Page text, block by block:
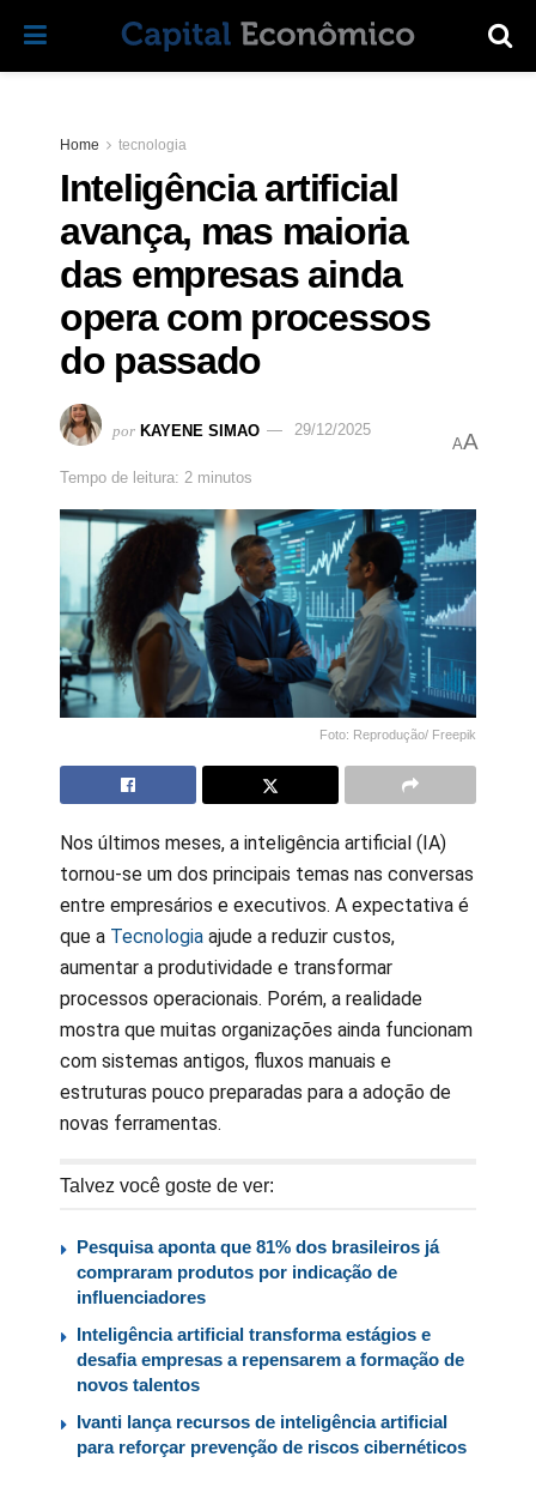
Home tecnologia
Inteligência artificial
avança, mas maioria
das empresas ainda
opera com processos
do passado
por KAYENE SIMAO 29/12/2025
Tempo de leitura: 2 minutos
AA
Foto: Reprodução/ Freepik
Nos últimos meses, a inteligência artificial (IA)
tornou-se um dos principais temas nas conversas
entre empresários e executivos. A expectativa é
que a Tecnologia ajude a reduzir custos,
aumentar a produtividade e transformar
processos operacionais. Porém, a realidade
mostra que muitas organizações ainda funcionam
com sistemas antigos, fluxos manuais e
estruturas pouco preparadas para a adoção de
novas ferramentas.
Talvez você goste de ver:
Pesquisa aponta que 81% dos brasileiros já
compraram produtos por indicação de
influenciadores
Inteligência artificial transforma estágios e
desafia empresas a repensarem a formação de
novos talentos
Ivanti lança recursos de inteligência artificial
para reforçar prevenção de riscos cibernéticos